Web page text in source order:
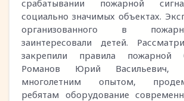
срабатывании пожарной
социально значимых объектах.
организованного в
заинтересовали детей.
закрепили правила пожарной
Романов Юрий Васильевич,
многолетним опытом,
ребятам оборудование